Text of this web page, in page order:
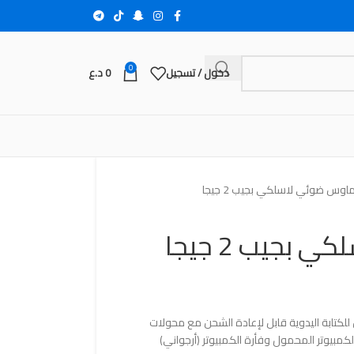
دخول / تسجيل 0
0د.ع
ضوئي لاسلكي بجيب 2 جيجا
2 جيجا
بجيب 2 جيجا، ماوس للكتابة اليدوية قابل لإعادة الشحن مع محولات
المحمول وفأرة الكمبيوتر (أرجواني)